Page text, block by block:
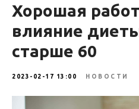
Хорошая
влияние
старше 60
2023-02-17 13:00 НОВОСТИ